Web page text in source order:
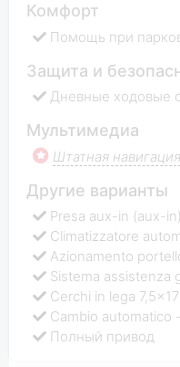
Комфорт
Помощь при
Защита и
Дневные ходовые
Мультимедиа
Штатная навигация
Другие варианты
Presa aux-in (aux-in)
Climatizzatore
Azionamento
Sistema assistenza
Cerchi in lega
Cambio automatico
Полный привод